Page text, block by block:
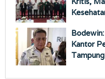
Kantor